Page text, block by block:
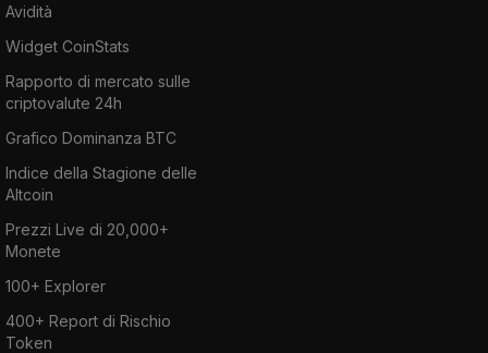
Avidità
Widget CoinStats
Rapporto di mercato sulle
criptovalute 24h
Grafico Dominanza BTC
Indice della Stagione delle
Altcoin
Prezzi Live di 20,000+
Monete
100+ Explorer
400+ Report di Rischio
Token